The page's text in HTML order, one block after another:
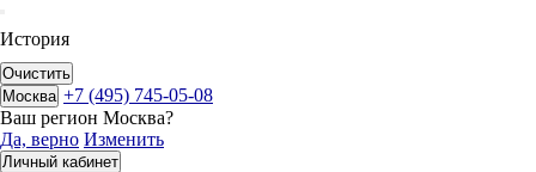
История
Очистить
Москва +7 (495) 745-05-08
Ваш регион Москва?
Да, верно Изменить
Личный кабинет